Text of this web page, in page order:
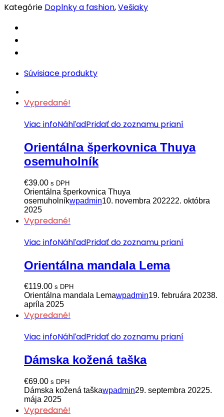
E
quantity
Kategórie Doplnky a fashion,Vešiaky
Súvisiace produkty
Vypredané!
Viac infoNáhľadPridať do zoznamu prianí
Orientálna šperkovnica Thuya
osemuholník
€39.00 s DPH
Orientálna šperkovnica Thuya
osemuholníkwpadmin10. novembra 202222. októbra
2025
Vypredané!
Viac infoNáhľadPridať do zoznamu prianí
Orientálna mandala Lema
€119.00 s DPH
Orientálna mandala Lemawpadmin19. februára 20238.
apríla 2025
Vypredané!
Viac infoNáhľadPridať do zoznamu prianí
Dámska kožená taška
€69.00 s DPH
Dámska kožená taškawpadmin29. septembra 20225.
mája 2025
Vypredané!